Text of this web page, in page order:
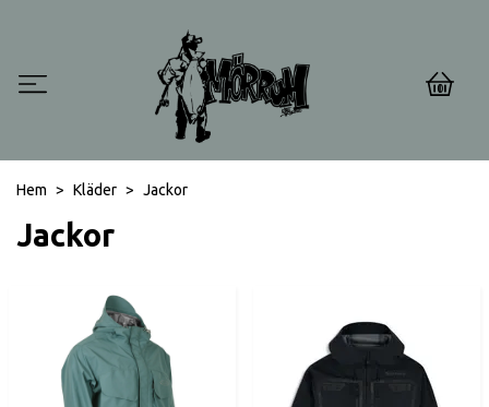
0
Hem Kläder Jackor
Jackor